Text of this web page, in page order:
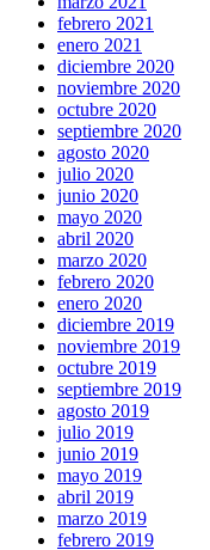
febrero 2021
enero 2021
diciembre 2020
noviembre 2020
octubre 2020
septiembre 2020
agosto 2020
julio 2020
junio 2020
mayo 2020
abril 2020
marzo 2020
febrero 2020
enero 2020
diciembre 2019
noviembre 2019
octubre 2019
septiembre 2019
agosto 2019
julio 2019
junio 2019
mayo 2019
abril 2019
marzo 2019
febrero 2019